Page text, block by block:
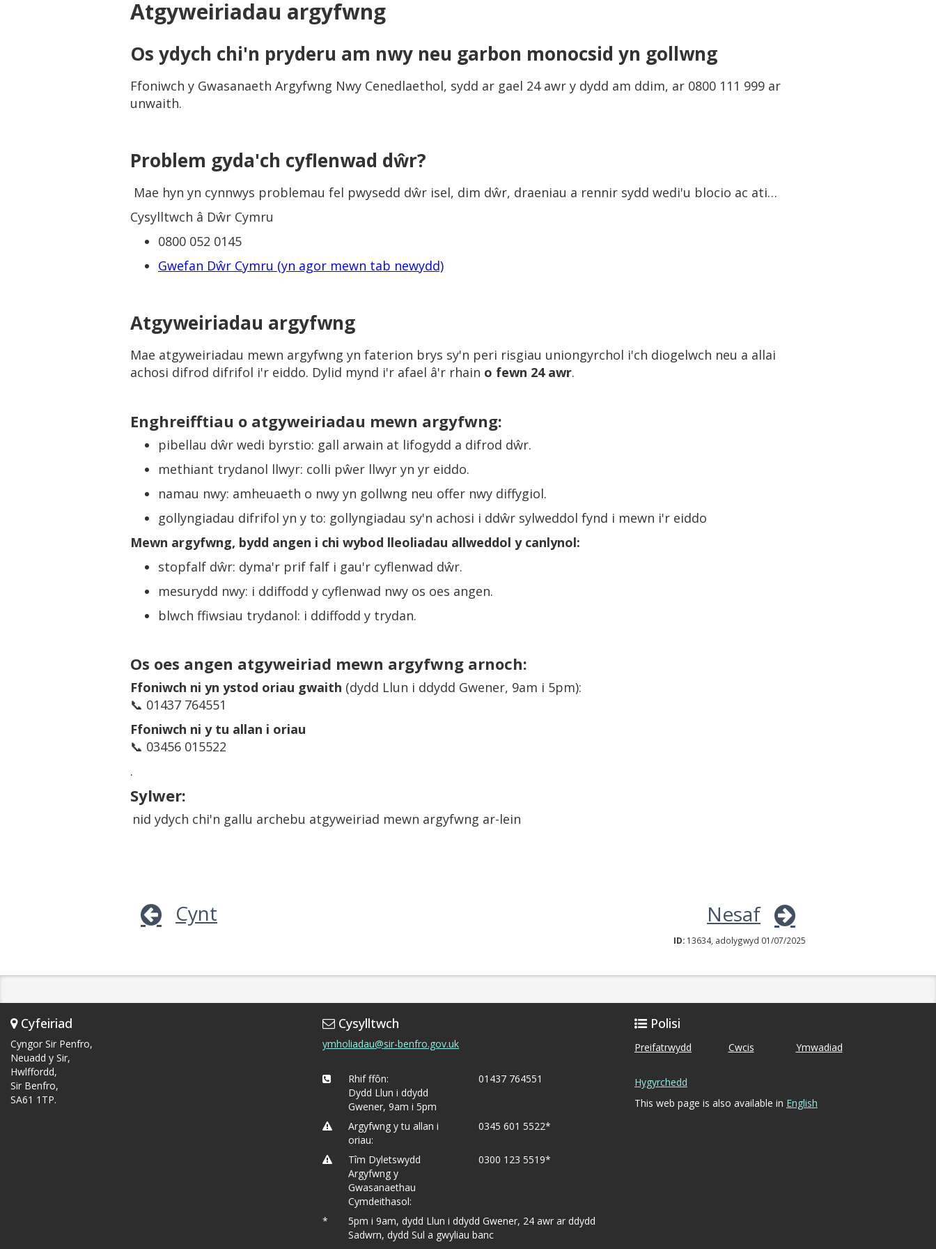
Atgyweiriadau argyfwng
Os ydych chi'n pryderu am nwy neu garbon monocsid yn gollwng
Ffoniwch y Gwasanaeth Argyfwng Nwy Cenedlaethol, sydd ar gael 24 awr y dydd am ddim, ar 0800 111 999 ar
unwaith.
Problem gyda'ch cyflenwad dŵr?
Mae hyn yn cynnwys problemau fel pwysedd dŵr isel, dim dŵr, draeniau a rennir sydd wedi'u blocio ac ati…
Cysylltwch â Dŵr Cymru
0800 052 0145
Gwefan Dŵr Cymru (yn agor mewn tab newydd)
Atgyweiriadau argyfwng
Mae atgyweiriadau mewn argyfwng yn faterion brys sy'n peri risgiau uniongyrchol i'ch diogelwch neu a allai
achosi difrod difrifol i'r eiddo. Dylid mynd i'r afael â'r rhain o fewn 24 awr.
Enghreifftiau o atgyweiriadau mewn argyfwng:
pibellau dŵr wedi byrstio: gall arwain at lifogydd a difrod dŵr.
methiant trydanol llwyr: colli pŵer llwyr yn yr eiddo.
namau nwy: amheuaeth o nwy yn gollwng neu offer nwy diffygiol.
gollyngiadau difrifol yn y to: gollyngiadau sy'n achosi i ddŵr sylweddol fynd i mewn i'r eiddo
Mewn argyfwng, bydd angen i chi wybod lleoliadau allweddol y canlynol:
stopfalf dŵr: dyma'r prif falf i gau'r cyflenwad dŵr.
mesurydd nwy: i ddiffodd y cyflenwad nwy os oes angen.
blwch ffiwsiau trydanol: i ddiffodd y trydan.
Os oes angen atgyweiriad mewn argyfwng arnoch:
Ffoniwch ni yn ystod oriau gwaith (dydd Llun i ddydd Gwener, 9am i 5pm):
📞 01437 764551
Ffoniwch ni y tu allan i oriau
📞 03456 015522
.
Sylwer:
nid ydych chi'n gallu archebu atgyweiriad mewn argyfwng ar-lein
Cynt Nesaf
ID: 13634, adolygwyd 01/07/2025
Cyfeiriad
Cyngor Sir Penfro,
Neuadd y Sir,
Hwlffordd,
Sir Benfro,
SA61 1TP.
Cysylltwch
ymholiadau@sir-benfro.gov.uk
Rhif ffôn:
Dydd Llun i ddydd
Gwener, 9am i 5pm
01437 764551
Argyfwng y tu allan i
oriau:
0345 601 5522*
Tîm Dyletswydd
Argyfwng y
Gwasanaethau
Cymdeithasol:
0300 123 5519*
*
5pm i 9am, dydd Llun i ddydd Gwener, 24 awr ar ddydd
Sadwrn, dydd Sul a gwyliau banc
Polisi
Preifatrwydd Cwcis Ymwadiad
Hygyrchedd
This web page is also available in English